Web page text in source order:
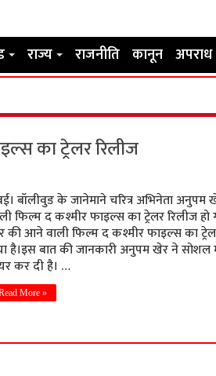
राज्य राजनीति कानून अपराध
का ट्रेलर रिलीज
बॉलीवुड के जानेमाने चरित्र अभिनेता
फिल्म द कश्मीर फाइल्स का ट्रेलर रिलीज
की आने वाली फिल्म द कश्मीर फाइल्स का
है।इस बात की जानकारी अनुपम खेर ने सोशल
कर दी है। …
More »